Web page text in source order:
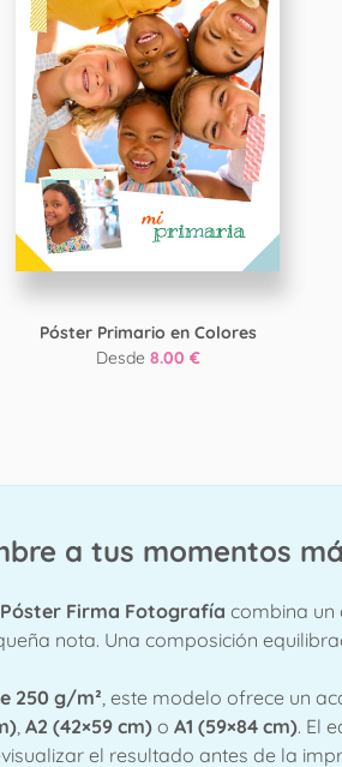
Póster Primario en Colores
Desde 8.00 €
a tus momentos
Póster Firma Fotografía combina un
nota. Una composición
250 g/m², este modelo ofrece un
, A2 (42×59 cm) o A1 (59×84 cm). El
el resultado antes de la